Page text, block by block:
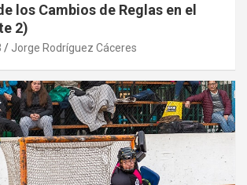
los Cambios de Reglas en el
2)
Jorge Rodríguez Cáceres